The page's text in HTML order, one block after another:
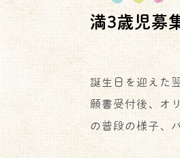
満3歳児募
誕生日を迎えた
願書受付後、オ
の普段の様子、